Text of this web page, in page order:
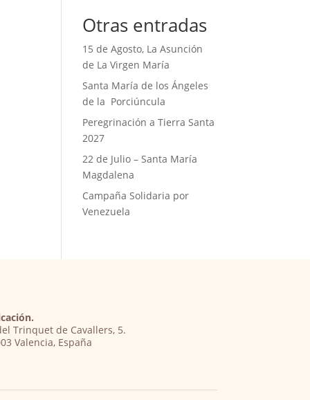
Otras entradas
15 de Agosto, La Asunción
de La Virgen María
Santa María de los Ángeles
de la Porciúncula
Peregrinación a Tierra Santa
2027
22 de Julio – Santa María
Magdalena
Campaña Solidaria por
Venezuela
Trinquet de Cavallers, 5.
Valencia, España